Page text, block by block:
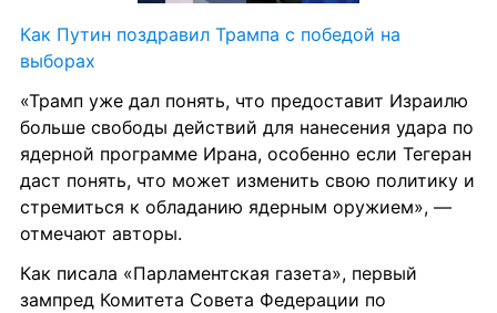
Как Путин поздравил Трампа с победой на
выборах
«Трамп уже дал понять, что предоставит Израилю
больше свободы действий для нанесения удара по
ядерной программе Ирана, особенно если Тегеран
даст понять, что может изменить свою политику и
стремиться к обладанию ядерным оружием», —
отмечают авторы.
Как писала «Парламентская газета», первый
зампред Комитета Совета Федерации по